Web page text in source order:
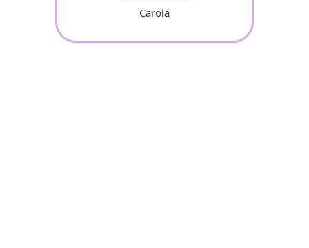
Carola